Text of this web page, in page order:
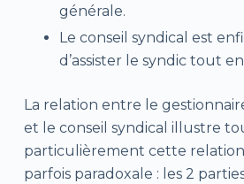
générale.
Le conseil syndical est
d’assister le syndic tout
La relation entre le
et le conseil syndical illustre
particulièrement cette
parfois paradoxale : les 2